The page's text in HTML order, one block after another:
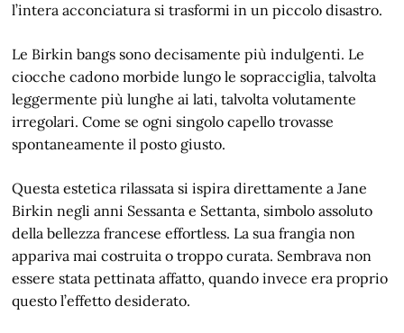
l’intera acconciatura si trasformi in un piccolo disastro.
Le Birkin bangs sono decisamente più indulgenti. Le
ciocche cadono morbide lungo le sopracciglia, talvolta
leggermente più lunghe ai lati, talvolta volutamente
irregolari. Come se ogni singolo capello trovasse
spontaneamente il posto giusto.
Questa estetica rilassata si ispira direttamente a Jane
Birkin negli anni Sessanta e Settanta, simbolo assoluto
della bellezza francese effortless. La sua frangia non
appariva mai costruita o troppo curata. Sembrava non
essere stata pettinata affatto, quando invece era proprio
questo l’effetto desiderato.